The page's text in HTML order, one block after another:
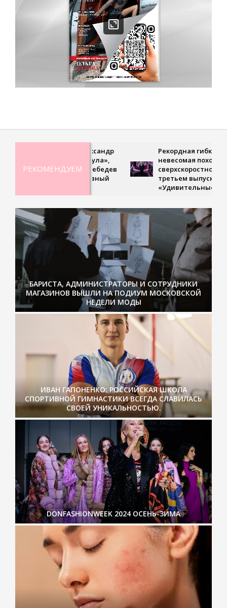
РЕКОМЕНДУЕМ
Рекордная гибкость,
невесомая походка и
сверхскоростное чтение – в
третьем выпуске шоу
«Удивительные люди»
БАРИСТА, АДМИНИСТРАТОРЫ И СОТРУДНИКИ
МАГАЗИНОВ ВЫШЛИ НА ПОДИУМ МОСКОВСКОЙ
НЕДЕЛИ МОДЫ
ИВАН ГАПОНЕНКО: РОССИЙСКАЯ ШКОЛА
СПОРТИВНОЙ ГИМНАСТИКИ ВСЕГДА СЛАВИЛАСЬ
СВОЕЙ УНИКАЛЬНОСТЬЮ.
DONFASHIONWEEK 2024 ОСЕНЬ-ЗИМА